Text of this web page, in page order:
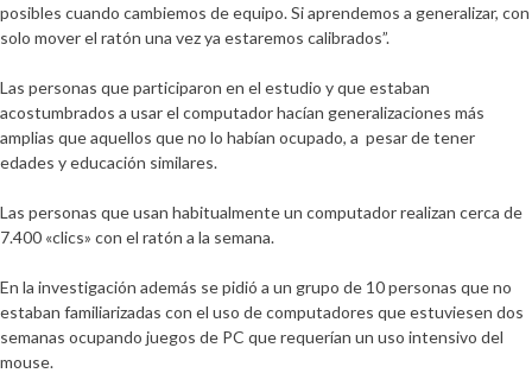
posibles cuando cambiemos de equipo. Si aprendemos a generalizar, con
solo mover el ratón una vez ya estaremos calibrados”.
Las personas que participaron en el estudio y que estaban
acostumbrados a usar el computador hacían generalizaciones más
amplias que aquellos que no lo habían ocupado, a pesar de tener
edades y educación similares.
Las personas que usan habitualmente un computador realizan cerca de
7.400 «clics» con el ratón a la semana.
En la investigación además se pidió a un grupo de 10 personas que no
estaban familiarizadas con el uso de computadores que estuviesen dos
semanas ocupando juegos de PC que requerían un uso intensivo del
mouse.